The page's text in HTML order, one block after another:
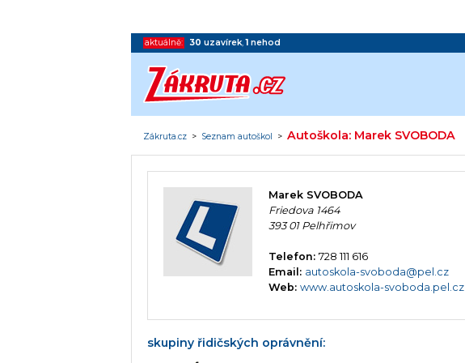
aktuálně: 30 uzavírek,1 nehod
Zákruta.cz > Seznam autoškol >Autoškola: Marek SVOBODA
Marek SVOBODA
Friedova 1464
393 01 Pelhřimov
Telefon:728 111 616
Email: autoskola-svoboda@pel.cz
Web:www.autoskola-svoboda.pel.cz
skupiny řidičských oprávnění: